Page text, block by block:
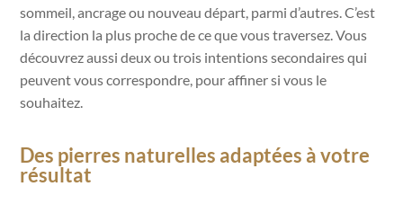
sommeil, ancrage ou nouveau départ, parmi d’autres. C’est
la direction la plus proche de ce que vous traversez. Vous
découvrez aussi deux ou trois intentions secondaires qui
peuvent vous correspondre, pour affiner si vous le
souhaitez.
Des pierres naturelles adaptées à votre
résultat